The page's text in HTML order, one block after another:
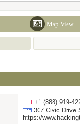
Map View
+1 (888) 919-
367 Civic Drive
https://